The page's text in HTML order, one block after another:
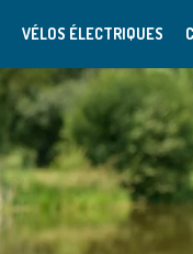
VÉLOS ÉLECTRIQUES